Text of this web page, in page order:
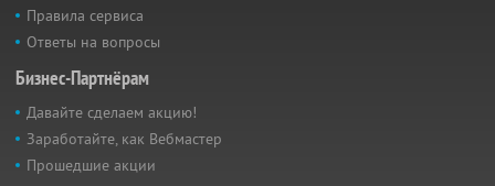
Правила сервиса
Ответы на вопросы
Бизнес-Партнёрам
Давайте сделаем акцию!
Заработайте, как Вебмастер
Прошедшие акции